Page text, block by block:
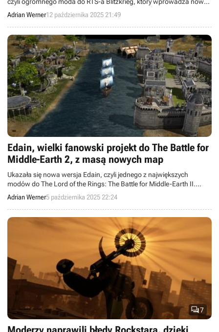
niemiecką kampanię z ponad 50 misjami oraz kilkaset dodatkowych
jednostek.
Adrian Werner12 października 2025 21:49
Edain, wielki fanowski projekt do The Battle for
Middle-Earth 2, z masą nowych map
Ukazała się nowa wersja Edain, czyli jednego z największych
modów do The Lord of the Rings: The Battle for Middle-Earth II.
Aktualizacja dodał do projektu dwadzieścia nowych map.
Adrian Werner5 października 2025 22:24
7